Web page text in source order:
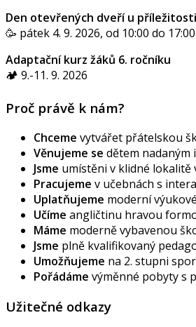
Den otevřených dveří u
🥳 pátek 4. 9. 2026, od 10:00 do
Adaptační kurz žáků 6. ročníku
🏕️ 9.-11. 9. 2026
Proč právě k nám?
Chceme vytvářet přátelskou
Věnujeme se dětem
Jsme umístěni v klidné
Pracujeme v učebnách s
Uplatňujeme moderní
Učíme angličtinu hravou
Máme moderně vybavenou
Jsme plně kvalifikovaný
Umožňujeme na 2. stupni
Pořádáme výměnné pobyty s
Užitečné odkazy